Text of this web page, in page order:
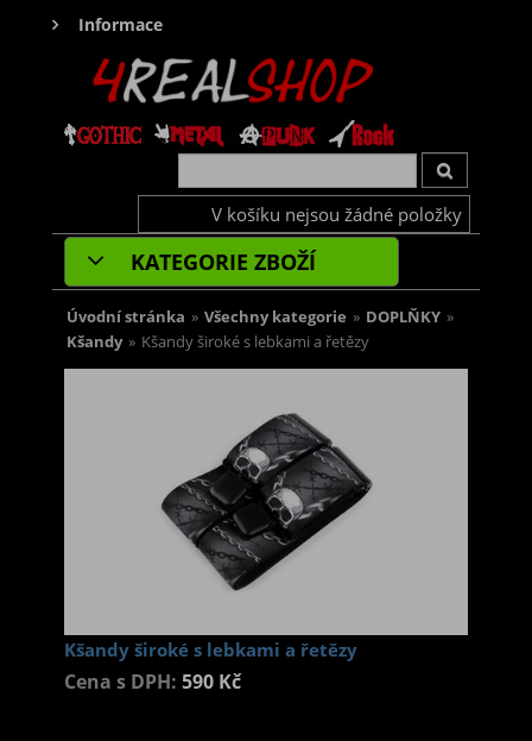
Informace
V košíku nejsou žádné položky
KATEGORIE ZBOŽÍ
Úvodní stránka » Všechny kategorie » DOPLŇKY »
Kšandy » Kšandy široké s lebkami a řetězy
Kšandy široké s lebkami a řetězy
Cena s DPH: 590 Kč